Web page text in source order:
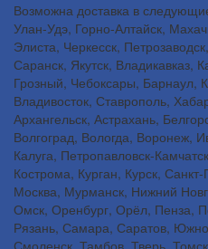
Возможна доставка в
Улан-Удэ, Горно-Алтайск,
Элиста, Черкесск,
Саранск, Якутск, Владикавказ,
Грозный, Чебоксары, Барнаул,
Владивосток, Ставрополь,
Архангельск, Астрахань,
Волгоград, Вологда, Воронеж,
Калуга, Петропавловск-
Кострома, Курган, Курск,
Москва, Мурманск, Нижний
Омск, Оренбург, Орёл, Пенза,
Рязань, Самара, Саратов,